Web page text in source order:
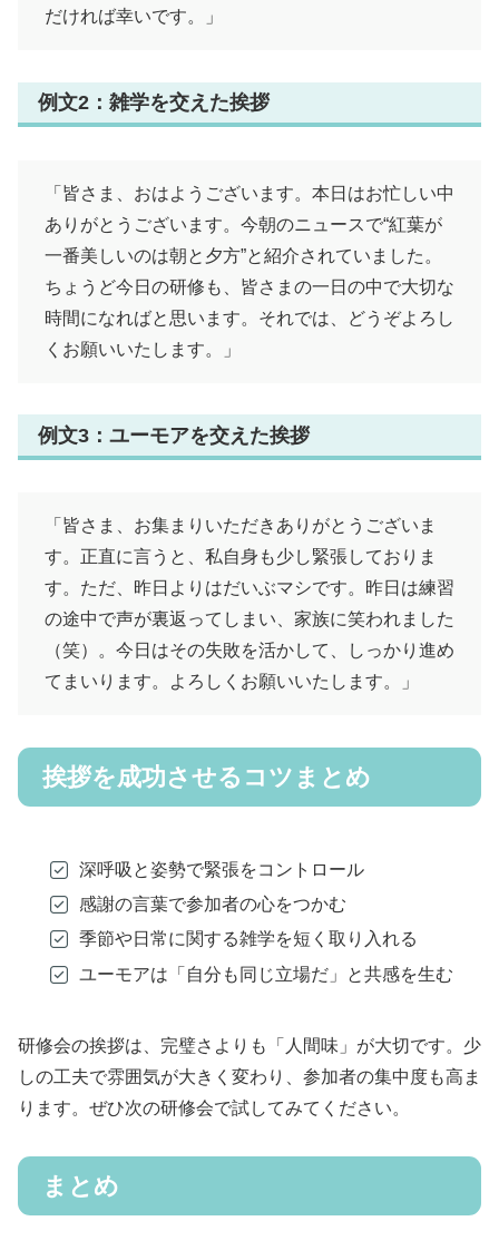
だければ幸いです。」
例文2：雑学を交えた挨拶
「皆さま、おはようございます。本日はお忙しい中
ありがとうございます。今朝のニュースで“紅葉が
一番美しいのは朝と夕方”と紹介されていました。
ちょうど今日の研修も、皆さまの一日の中で大切な
時間になればと思います。それでは、どうぞよろし
くお願いいたします。」
例文3：ユーモアを交えた挨拶
「皆さま、お集まりいただきありがとうございま
す。正直に言うと、私自身も少し緊張しておりま
す。ただ、昨日よりはだいぶマシです。昨日は練習
の途中で声が裏返ってしまい、家族に笑われました
（笑）。今日はその失敗を活かして、しっかり進め
てまいります。よろしくお願いいたします。」
挨拶を成功させるコツまとめ
深呼吸と姿勢で緊張をコントロール
感謝の言葉で参加者の心をつかむ
季節や日常に関する雑学を短く取り入れる
ユーモアは「自分も同じ立場だ」と共感を生む
研修会の挨拶は、完璧さよりも「人間味」が大切です。少
しの工夫で雰囲気が大きく変わり、参加者の集中度も高ま
ります。ぜひ次の研修会で試してみてください。
まとめ